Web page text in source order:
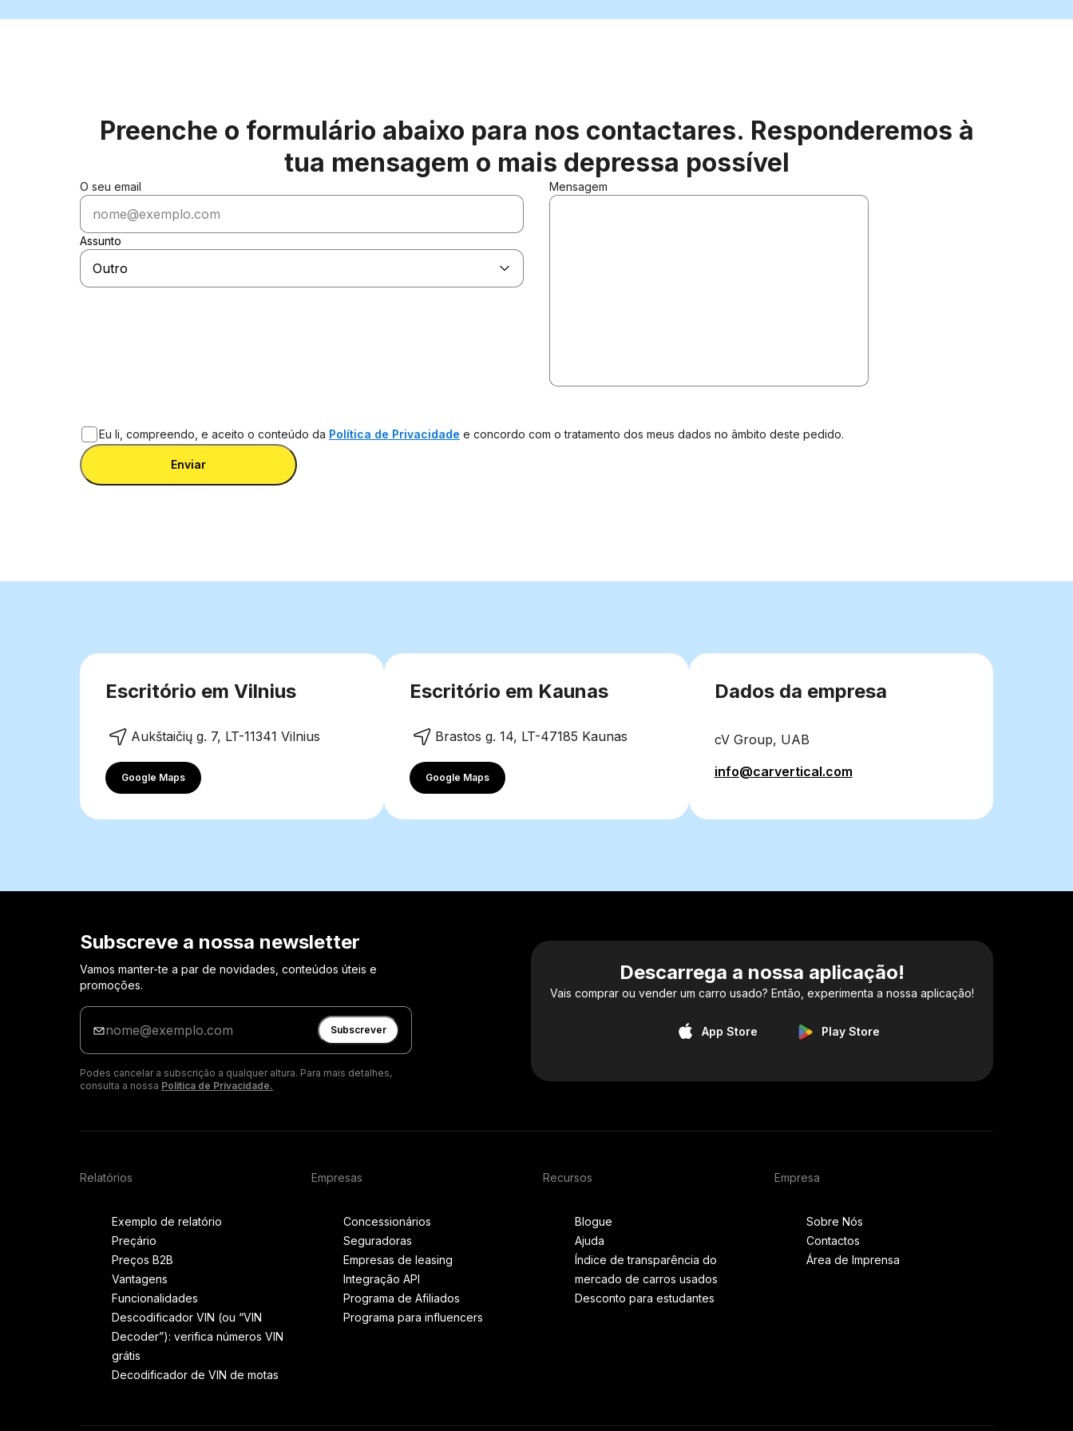
Preenche o formulário abaixo para nos contactares. Responderemos à
tua mensagem o mais depressa possível
O seu email
Assunto
Outro
Mensagem
Eu li, compreendo, e aceito o conteúdo da Política de Privacidade e concordo com o tratamento dos meus dados no âmbito deste pedido.
Enviar
Escritório em Vilnius
Aukštaičių g. 7, LT-11341 Vilnius
Google Maps
Escritório em Kaunas
Brastos g. 14, LT-47185 Kaunas
Google Maps
Dados da empresa
cV Group, UAB
info@carvertical.com
Subscreve a nossa newsletter
Vamos manter-te a par de novidades, conteúdos úteis e
promoções.
Insira
seu
Subscrever
Podes cancelar a subscrição a qualquer altura. Para mais detalhes,
consulta a nossa Política de Privacidade.
Descarrega a nossa aplicação!
Vais comprar ou vender um carro usado? Então, experimenta a nossa aplicação!
App Store Play Store
Relatórios
Exemplo de relatório
Preçário
Preços B2B
Vantagens
Funcionalidades
Descodificador VIN (ou “VIN
Decoder”): verifica números VIN
grátis
Decodificador de VIN de motas
Empresas
Concessionários
Seguradoras
Empresas de leasing
Integração API
Programa de Afiliados
Programa para influencers
Recursos
Blogue
Ajuda
Índice de transparência do
mercado de carros usados
Desconto para estudantes
Empresa
Sobre Nós
Contactos
Área de Imprensa